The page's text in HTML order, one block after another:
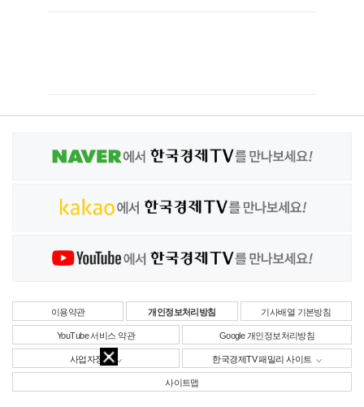
이용약관 개인정보처리방침 기사배열 기본방침
YouTube 서비스 약관 Google 개인정보처리방침
사업자정보 한국경제TV 패밀리 사이트
사이트맵